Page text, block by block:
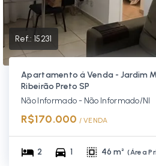
Ref.: 15231
Apartamento á Venda - Jardim
Ribeirão Preto SP
Não Informado - Não Informado/NI
R$170.000 / VENDA
2 1 46 m² (Área